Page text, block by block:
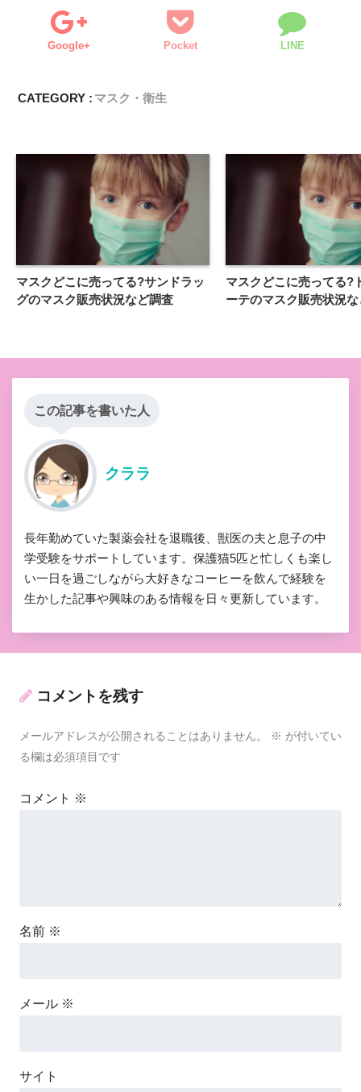
Google+ Pocket LINE
CATEGORY : マスク・衛生
マスクどこに売ってる?サンドラッ
グのマスク販売状況など調査
マスクどこに売ってる?
ーテのマスク販売状況
この記事を書いた人
クララ
長年勤めていた製薬会社を退職後、獣医の夫と息子の中
学受験をサポートしています。保護猫5匹と忙しくも楽し
い一日を過ごしながら大好きなコーヒーを飲んで経験を
生かした記事や興味のある情報を日々更新しています。
コメントを残す
メールアドレスが公開されることはありません。 ※ が付いてい
る欄は必須項目です
コメント ※
名前 ※
メール ※
サイト